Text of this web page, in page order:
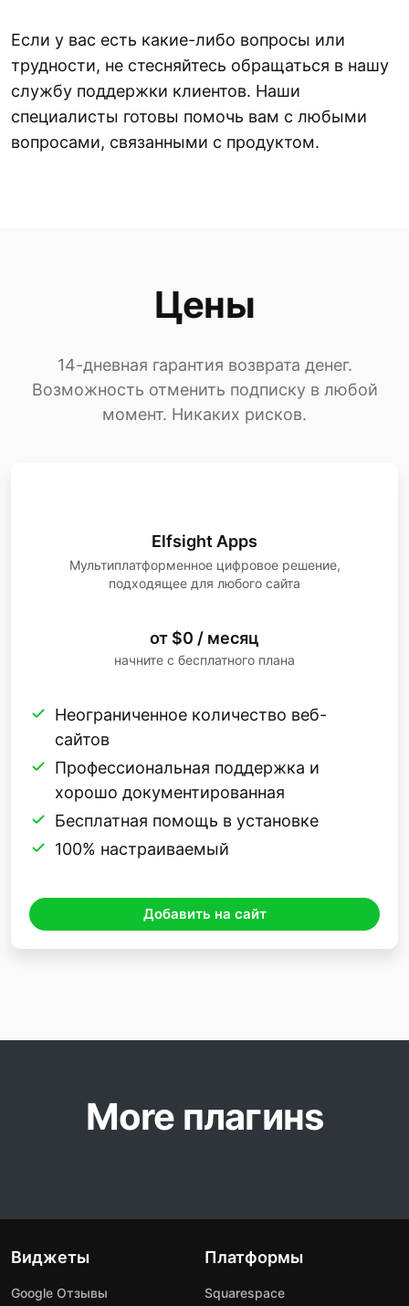
Если у вас есть какие-либо вопросы или
трудности, не стесняйтесь обращаться в нашу
службу поддержки клиентов. Наши
специалисты готовы помочь вам с любыми
вопросами, связанными с продуктом.
Цены
14-дневная гарантия возврата денег.
Возможность отменить подписку в любой
момент. Никаких рисков.
Elfsight Apps
Мультиплатформенное цифровое решение,
подходящее для любого сайта
от $0 / месяц
начните с бесплатного плана
Неограниченное количество веб-
сайтов
Профессиональная поддержка и
хорошо документированная
Бесплатная помощь в установке
100% настраиваемый
Добавить на сайт
More плагинs
Виджеты
Google Отзывы
Платформы
Squarespace